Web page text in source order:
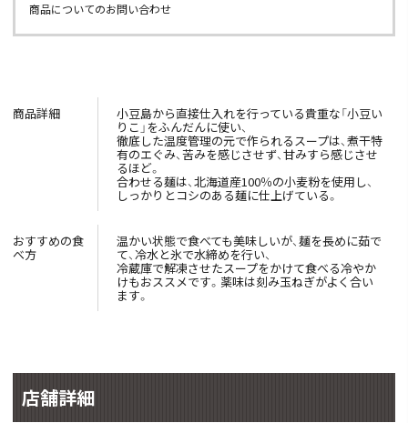
商品についてのお問い合わせ
商品詳細 小豆島から直接仕入れを行っている貴重な「小豆い
りこ」をふんだんに使い、
徹底した温度管理の元で作られるスープは、煮干特
有のエぐみ、苦みを感じさせず、甘みすら感じさせ
るほど。
合わせる麺は、北海道産100％の小麦粉を使用し、
しっかりとコシのある麺に仕上げている。
おすすめの食
べ方
温かい状態で食べても美味しいが、麺を長めに茹で
て、冷水と氷で水締めを行い、
冷蔵庫で解凍させたスープをかけて食べる冷やか
けもおススメです。薬味は刻み玉ねぎがよく合い
ます。
店舗詳細